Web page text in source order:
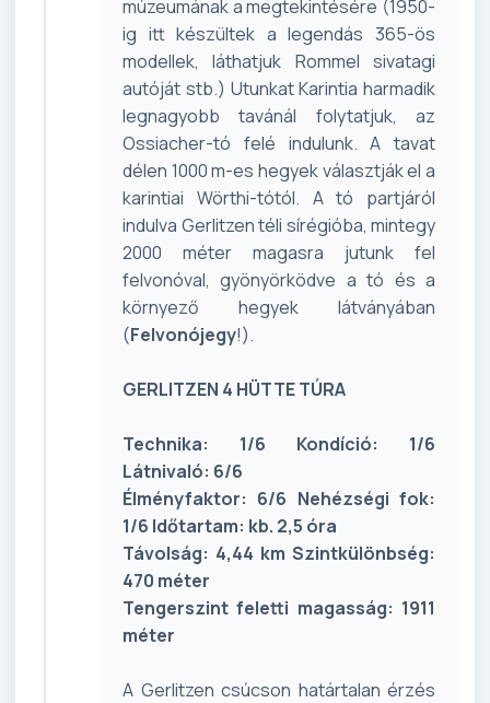
múzeumának a megtekintésére (1950-
ig itt készültek a legendás 365-ös
modellek, láthatjuk Rommel sivatagi
autóját stb.) Utunkat Karintia harmadik
legnagyobb tavánál folytatjuk, az
Ossiacher-tó felé indulunk. A tavat
délen 1000 m-es hegyek választják el a
karintiai Wörthi-tótól. A tó partjáról
indulva Gerlitzen téli sírégióba, mintegy
2000 méter magasra jutunk fel
felvonóval, gyönyörködve a tó és a
környező hegyek látványában
(Felvonójegy!).
GERLITZEN 4 HÜTTE TÚRA
Technika: 1/6 Kondíció: 1/6
Látnivaló: 6/6
Élményfaktor: 6/6 Nehézségi fok:
1/6 Időtartam: kb. 2,5 óra
Távolság: 4,44 km Szintkülönbség:
470 méter
Tengerszint feletti magasság: 1911
méter
A Gerlitzen csúcson határtalan érzés